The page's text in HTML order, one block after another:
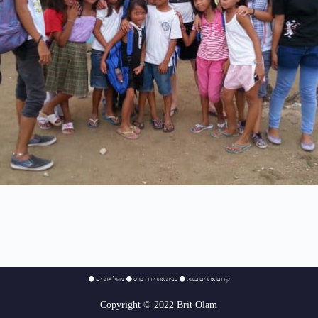
⚫ קידום אתרים בגוגל ⚫בניית אתרי וורדפרס ⚫ניהול אתרים
Copyright © 2022 Brit Olam